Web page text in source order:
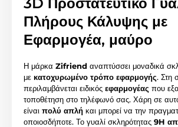
Πλήρους Κάλυψης με
Εφαρμογέα, μαύρο
Η μάρκα Zifriend αναπτύσσει μοναδικά
με κατοχυρωμένο τρόπο εφαρμογής. Στη
περιλαμβάνεται ειδικός εφαρμογέας που
τοποθέτηση στο τηλέφωνό σας. Χάρη σε
είναι πολύ απλή και μπορεί να την
οποιοσδήποτε. Το γυαλί σκληρότητας 9H